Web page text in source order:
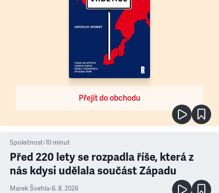
Přejít do obchodu
Společnost•10 minut
Před 220 lety se rozpadla říše, která z
nás kdysi udělala součást Západu
Marek Švehla•6. 8. 2026